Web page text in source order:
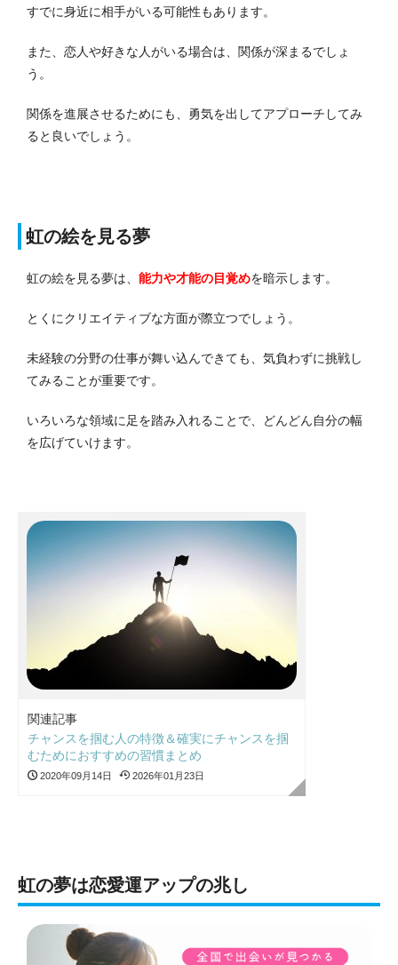
すでに身近に相手がいる可能性もあります。
また、恋人や好きな人がいる場合は、関係が深まるでしょ
う。
関係を進展させるためにも、勇気を出してアプローチしてみ
ると良いでしょう。
虹の絵を見る夢
虹の絵を見る夢は、 能力や才能の目覚めを暗示します。
とくにクリエイティブな方面が際立つでしょう。
未経験の分野の仕事が舞い込んできても、気負わずに挑戦し
てみることが重要です。
いろいろな領域に足を踏み入れることで、どんどん自分の幅
を広げていけます。
関連記事
チャンスを掴む人の特徴＆確実にチャンスを掴
むためにおすすめの習慣まとめ
2020年09月14日 2026年01月23日
虹の夢は恋愛運アップの兆し